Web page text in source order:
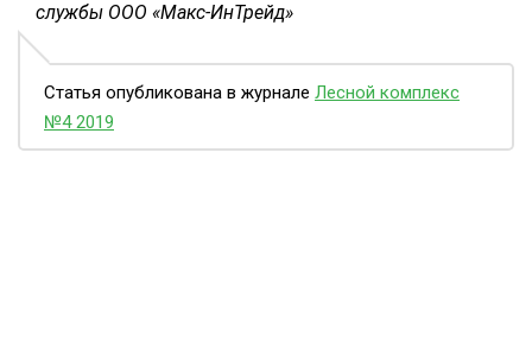
службы ООО «Mакс-ИнТрейд»
Статья опубликована в журнале Лесной комплекс
№4 2019